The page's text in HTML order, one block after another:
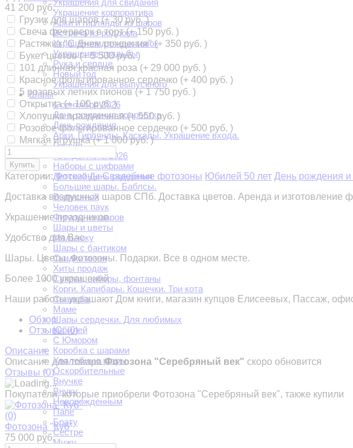
Украшения для свидания
Украшение корпоратива
Арки и гирлянды из шаров
Встреча из роддома
Украшения для выставок
Украшение свадьбы
Рука и сердце
Новый год
Украшения для выпускного
Шары
1 сентября 2026
День рождения подростка
День рождения
Арки. Гирлянды. Каскады. Украшение входа.
Россия
Тренды лета 2026
Наборы с цифрами
Детский День рождения
Большие шары. Баблсы.
Выпускной
Человек паук
Фигуры из шаров
Шары и цветы
Мальчику
Шары с бантиком
Скидки июня
Хиты продаж
Связки, наборы, фонтаны
Корги. Капибары. Кошечки. Три кота
Свадьба
Маме
Шары сердечки. Для любимых
Юбилей
С Юмором
Коробка с шарами
Хвалебные шары
Оскорбительные
Внучке
Внуку
Новорожденным
Папе
Брату
Сестре
Мужу
41 200 руб.
Грузик для шаров (+30 руб.)
Свеча феерверк в торт (+150 руб. )
Растяжка "С Днем рождения" (+ 350 руб. )
Букет цветов (+5 500 руб.)
101 длинная красная роза (+ 29 000 руб. )
Красное фольгированное сердечко (+ 400 руб. )
5 розовых летних пионов (+1 750 руб. )
Открытка (+100 руб.)
Хлопушка праздничная (+550 руб. )
Розовое фольгированное сердечко (+ 500 руб. )
Мягкая игрушка (+1 000 руб.)
Купить
Категории:Фотозоны Свадебные фотозоны Юбилей 50 лет День рождения
Доставка воздушных шаров СПб. Доставка цветов. Аренда и изготовление
Украшение праздников
Удобство для Вас
Шары. Цветы. Фотозоны. Подарки. Все в одном месте.
Более 1000 украшений
Наши работы украшают Дом книги, магазин купцов Елисеевых, Пассаж,
Обзор
Отзывы (0)
Описание
Описание для товараФотозона "Серебряный век" скоро обновится
Отзывы (0)
Покупатели, которые приобрели Фотозона "Серебряный век", также купили
(0)
Фотозона "Куб"
75 000 руб.